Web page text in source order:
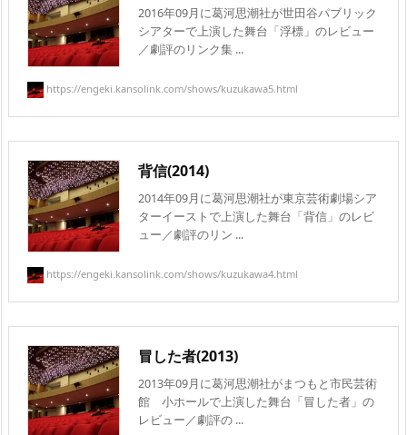
2016年09月に葛河思潮社が世田谷パブリック
シアターで上演した舞台「浮標」のレビュー
／劇評のリンク集 ...
https://engeki.kansolink.com/shows/kuzukawa5.html
背信(2014)
2014年09月に葛河思潮社が東京芸術劇場シア
ターイーストで上演した舞台「背信」のレビ
ュー／劇評のリン ...
https://engeki.kansolink.com/shows/kuzukawa4.html
冒した者(2013)
2013年09月に葛河思潮社がまつもと市民芸術
館 小ホールで上演した舞台「冒した者」の
レビュー／劇評の ...